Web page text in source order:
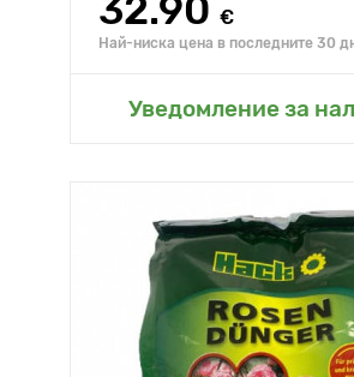
32.90 €
Най-ниска цена в последните 30
Уведомление за